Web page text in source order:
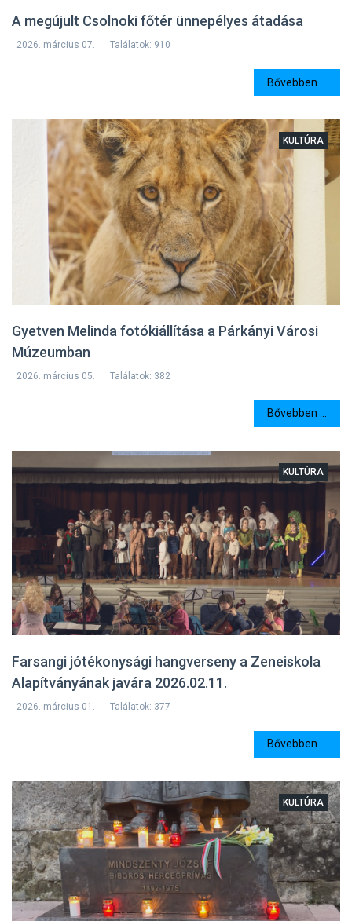
A megújult Csolnoki főtér ünnepélyes átadása
2026. március 07. Találatok: 910
Bővebben ...
Gyetven Melinda fotókiállítása a Párkányi Városi
Múzeumban
KULTÚRA
2026. március 05. Találatok: 382
Bővebben ...
Farsangi jótékonysági hangverseny a Zeneiskola
Alapítványának javára 2026.02.11.
KULTÚRA
2026. március 01. Találatok: 377
Bővebben ...
KULTÚRA